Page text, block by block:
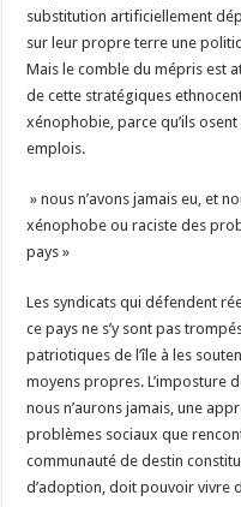
substitution artificiellement
sur leur propre terre une
Mais le comble du mépris est
de cette stratégiques
xénophobie, parce qu’ils
emplois.
» nous n’avons jamais eu, et
xénophobe ou raciste des
pays »
Les syndicats qui défendent
ce pays ne s’y sont pas
patriotiques de l’île à les
moyens propres. L’imposture
nous n’aurons jamais, une
problèmes sociaux que
communauté de destin
d’adoption, doit pouvoir vivre